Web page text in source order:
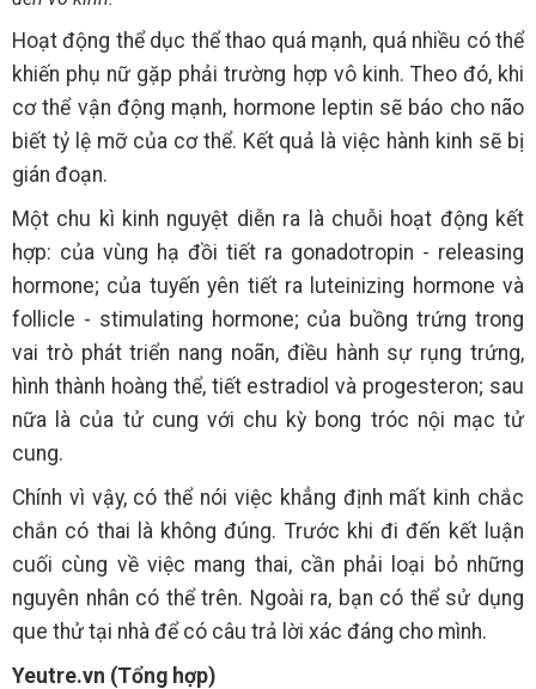
Hoạt động thể dục thể thao quá mạnh, quá nhiều có thể
khiến phụ nữ gặp phải trường hợp vô kinh. Theo đó, khi
cơ thể vận động mạnh, hormone leptin sẽ báo cho não
biết tỷ lệ mỡ của cơ thể. Kết quả là việc hành kinh sẽ bị
gián đoạn.
Một chu kì kinh nguyệt diễn ra là chuỗi hoạt động kết
hợp: của vùng hạ đồi tiết ra gonadotropin - releasing
hormone; của tuyến yên tiết ra luteinizing hormone và
follicle - stimulating hormone; của buồng trứng trong
vai trò phát triển nang noãn, điều hành sự rụng trứng,
hình thành hoàng thể, tiết estradiol và progesteron; sau
nữa là của tử cung với chu kỳ bong tróc nội mạc tử
cung.
Chính vì vậy, có thể nói việc khẳng định mất kinh chắc
chắn có thai là không đúng. Trước khi đi đến kết luận
cuối cùng về việc mang thai, cần phải loại bỏ những
nguyên nhân có thể trên. Ngoài ra, bạn có thể sử dụng
que thử tại nhà để có câu trả lời xác đáng cho mình.
Yeutre.vn (Tổng hợp)